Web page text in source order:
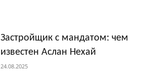
Застройщик с мандатом: чем
известен Аслан Нехай
24.08.2025